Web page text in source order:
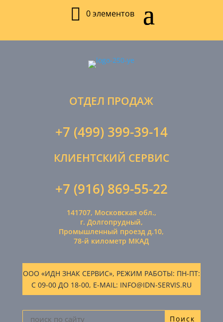
0 элементов
ОТДЕЛ ПРОДАЖ
+7 (499) 399-39-14
КЛИЕНТСКИЙ СЕРВИС
+7 (916) 869-55-22
141707, Московская обл.,
г. Долгопрудный,
Промышленный проезд д.10,
78-й километр МКАД
ООО «ИДН ЗНАК СЕРВИС», РЕЖИМ РАБОТЫ: ПН-ПТ:
С 09-00 ДО 18-00, E-MAIL: INFO@IDN-SERVIS.RU